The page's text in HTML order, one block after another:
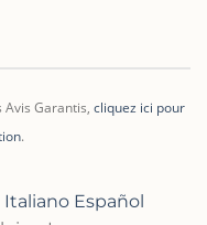
Avis Garantis, cliquez ici pour
.
Italiano Español